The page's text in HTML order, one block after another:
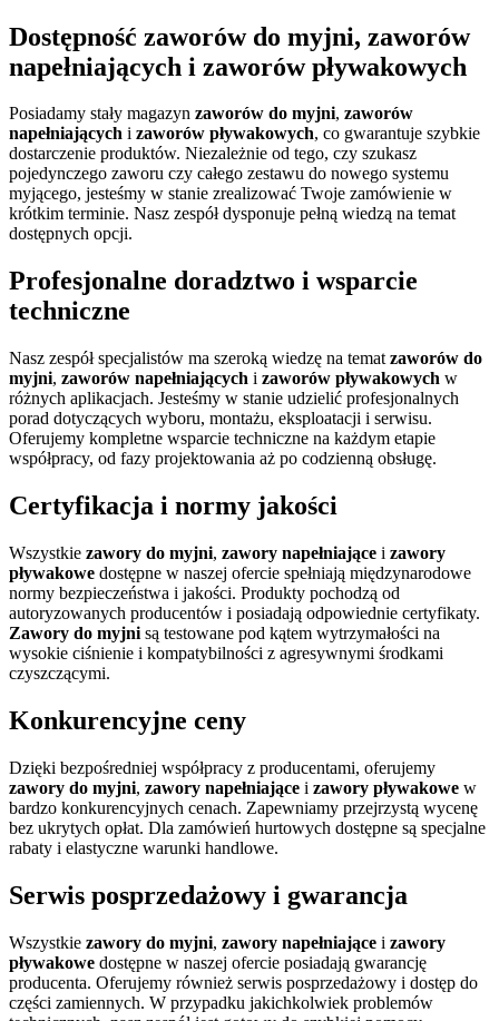
Dostępność zaworów do myjni, zaworów
napełniających i zaworów pływakowych
Posiadamy stały magazyn zaworów do myjni, zaworów
napełniających i zaworów pływakowych, co gwarantuje szybkie
dostarczenie produktów. Niezależnie od tego, czy szukasz
pojedynczego zaworu czy całego zestawu do nowego systemu
myjącego, jesteśmy w stanie zrealizować Twoje zamówienie w
krótkim terminie. Nasz zespół dysponuje pełną wiedzą na temat
dostępnych opcji.
Profesjonalne doradztwo i wsparcie
techniczne
Nasz zespół specjalistów ma szeroką wiedzę na temat zaworów do
myjni, zaworów napełniających i zaworów pływakowych w
różnych aplikacjach. Jesteśmy w stanie udzielić profesjonalnych
porad dotyczących wyboru, montażu, eksploatacji i serwisu.
Oferujemy kompletne wsparcie techniczne na każdym etapie
współpracy, od fazy projektowania aż po codzienną obsługę.
Certyfikacja i normy jakości
Wszystkie zawory do myjni, zawory napełniające i zawory
pływakowe dostępne w naszej ofercie spełniają międzynarodowe
normy bezpieczeństwa i jakości. Produkty pochodzą od
autoryzowanych producentów i posiadają odpowiednie certyfikaty.
Zawory do myjni są testowane pod kątem wytrzymałości na
wysokie ciśnienie i kompatybilności z agresywnymi środkami
czyszczącymi.
Konkurencyjne ceny
Dzięki bezpośredniej współpracy z producentami, oferujemy
zawory do myjni, zawory napełniające i zawory pływakowe w
bardzo konkurencyjnych cenach. Zapewniamy przejrzystą wycenę
bez ukrytych opłat. Dla zamówień hurtowych dostępne są specjalne
rabaty i elastyczne warunki handlowe.
Serwis posprzedażowy i gwarancja
Wszystkie zawory do myjni, zawory napełniające i zawory
pływakowe dostępne w naszej ofercie posiadają gwarancję
producenta. Oferujemy również serwis posprzedażowy i dostęp do
części zamiennych. W przypadku jakichkolwiek problemów